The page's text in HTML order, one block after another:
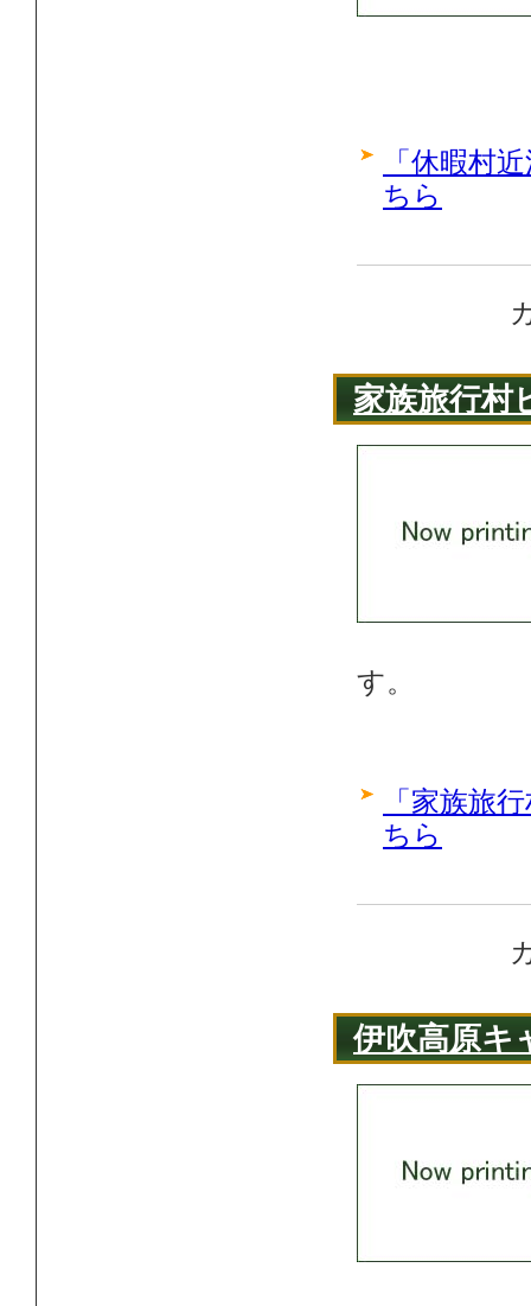
「休暇村
ちら
家族旅行村
す。
「家族旅
ちら
伊吹高原キ